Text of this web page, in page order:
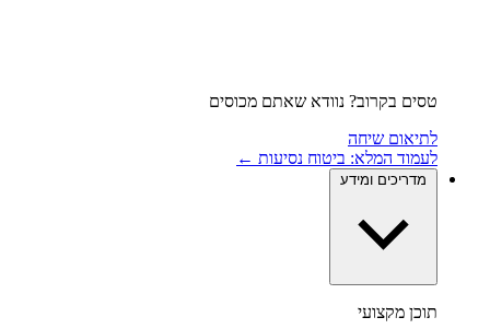
טסים בקרוב? נוודא שאתם מכוסים
לתיאום שיחה
לעמוד המלא: ביטוח נסיעות ←
מדריכים ומידע
תוכן מקצועי